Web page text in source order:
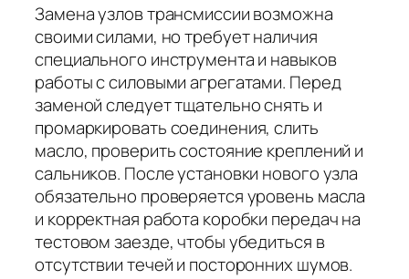
Замена узлов трансмиссии возможна
своими силами, но требует наличия
специального инструмента и навыков
работы с силовыми агрегатами. Перед
заменой следует тщательно снять и
промаркировать соединения, слить
масло, проверить состояние креплений и
сальников. После установки нового узла
обязательно проверяется уровень масла
и корректная работа коробки передач на
тестовом заезде, чтобы убедиться в
отсутствии течей и посторонних шумов.